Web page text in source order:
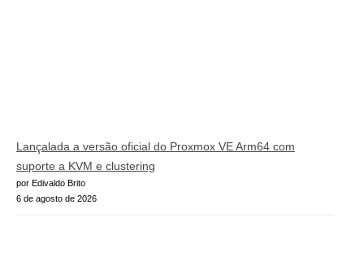
Lançalada a versão oficial do Proxmox VE Arm64 com
suporte a KVM e clustering
por Edivaldo Brito
6 de agosto de 2026